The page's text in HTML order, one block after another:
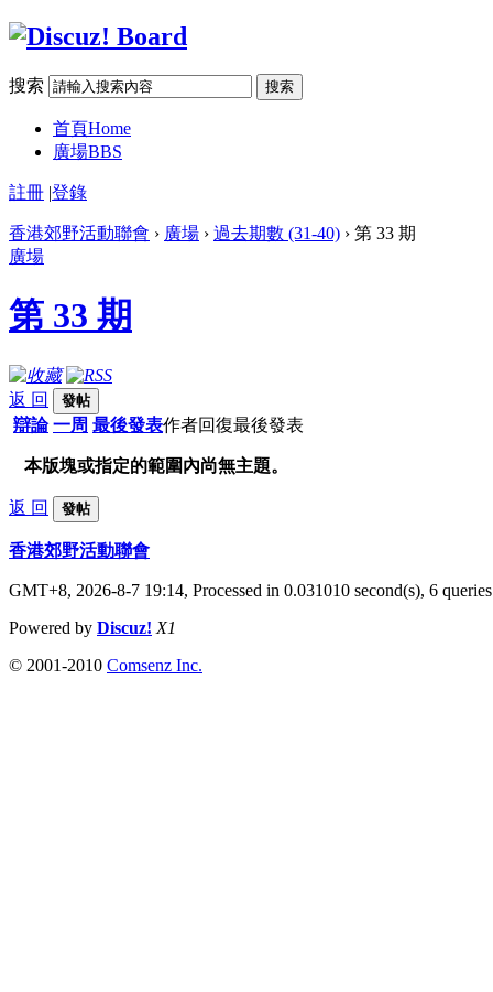
搜索 搜索
首頁Home
廣場BBS
註冊 |登錄
香港郊野活動聯會 › 廣場 › 過去期數 (31-40) › 第 33 期
廣場
第 33 期
返 回 發帖
辯論 一周 最後發表作者回復最後發表
本版塊或指定的範圍內尚無主題。
返 回 發帖
香港郊野活動聯會
GMT+8, 2026-8-7 19:14, Processed in 0.031010 second(s), 6 queries
Powered by Discuz! X1
© 2001-2010 Comsenz Inc.